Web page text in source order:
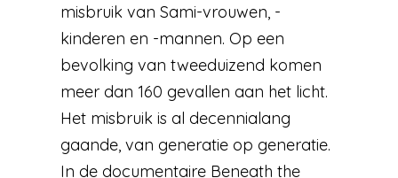
misbruik van Sami-vrouwen, -
kinderen en -mannen. Op een
bevolking van tweeduizend komen
meer dan 160 gevallen aan het licht.
Het misbruik is al decennialang
gaande, van generatie op generatie.
In de documentaire Beneath the